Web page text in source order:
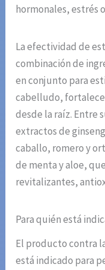
hormonales, estrés
La efectividad de
combinación de
en conjunto para
cabelludo,
desde la raíz. Entre
extractos de
caballo, romero y
de menta y aloe,
revitalizantes,
Para quién está
El producto contra
está indicado para